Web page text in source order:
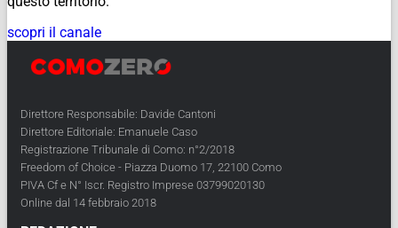
scopri il canale
Direttore Responsabile: Davide Cantoni
Direttore Editoriale: Emanuele Caso
Registrazione Tribunale di Como: n°2/2018
Freedom of Choice - Piazza Duomo 17, 22100 Como
PIVA Cf e N° Iscr. Registro Imprese 03799020130
Online dal 14 febbraio 2018